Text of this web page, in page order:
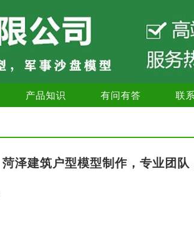
产品知识 有问有答 联
菏泽建筑户型模型制作，专业团队